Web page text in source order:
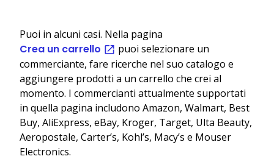
Puoi in alcuni casi. Nella pagina
Crea un carrello
puoi selezionare un
commerciante, fare ricerche nel suo catalogo e
aggiungere prodotti a un carrello che crei al
momento. I commercianti attualmente supportati
in quella pagina includono Amazon, Walmart, Best
Buy, AliExpress, eBay, Kroger, Target, Ulta Beauty,
Aeropostale, Carter’s, Kohl’s, Macy’s e Mouser
Electronics.